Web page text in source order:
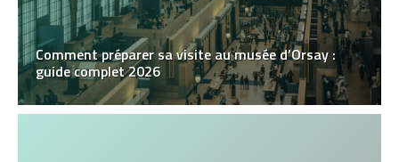
Comment préparer sa visite au musée d’Orsay :
guide complet 2026